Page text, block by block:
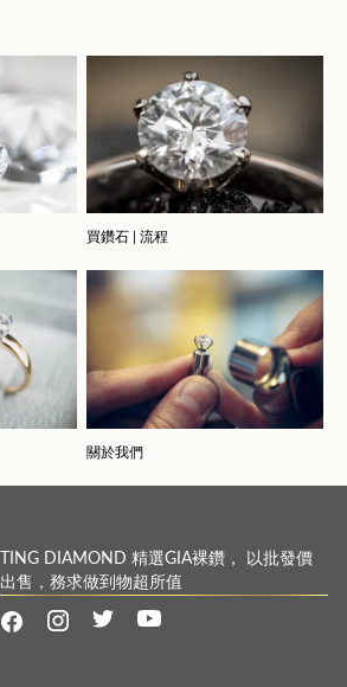
買鑽石 | 流程
關於我們
TING DIAMOND 精選GIA裸鑽， 以批發價
出售，務求做到物超所值